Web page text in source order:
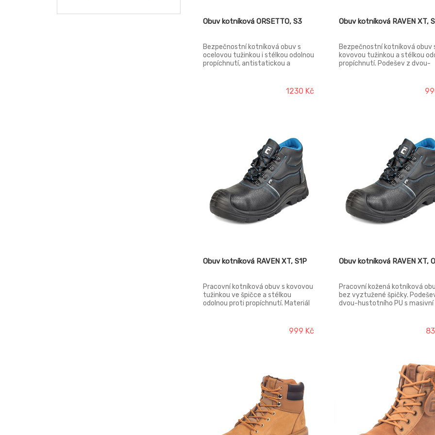
Obuv kotníková ORSETTO, S3
Bezpečnostní kotníková obuv s
ocelovou tužinkou i stélkou odolnou
propíchnutí, antistatickou a
voděodolným svrškem z prodyšné
Podešev: dvouhustotní polyuretan
Podšívka: polyester mesh Norma:
EN ISO 20345 (S3 SRC)
1230 Kč
Obuv kotníková RAVEN XT,
Bezpečnostní kotníková obuv
kovovou tužinkou a stélkou
propíchnutí. Podešev z dvou-
olejům. Svršek z voděodolné
Materiál tužinky: ocel Materiál
Obuv kotníková RAVEN XT, S1P
Pracovní kotníková obuv s kovovou
tužinkou ve špičce a stélkou
odolnou proti propíchnutí. Materiál
Podešev: dvouhustotní polyuretan
Podšívka: polyester mesh Norma:
999 Kč
Obuv kotníková RAVEN XT,
Pracovní kožená kotníková
bez vyztužené špičky.
dvou-hustotního PU s masivní
dvouhustotní polyuretan
polyester mesh Norma: EN ISO